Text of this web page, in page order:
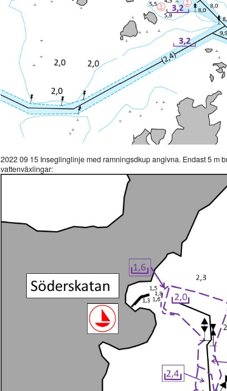
2022 09 15 Inseglinglinje med ramningsdkup angivna. Endast 5 m
vattenväxlingar: